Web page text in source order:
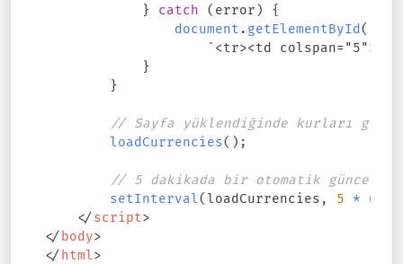
}
catch ( error )
{
document . getElementById (
` <tr><td
}
}
// Sayfa yüklendiğinde kurları getir
loadCurrencies( ) ;
// 5 dakikada bir otomatik güncelle
setInterval(loadCurrencies , 5 * 60
</script>
</ body>
</ html>